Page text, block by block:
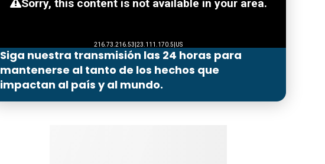
Siga nuestra transmisión las 24 horas para
mantenerse al tanto de los hechos que
impactan al país y al mundo.